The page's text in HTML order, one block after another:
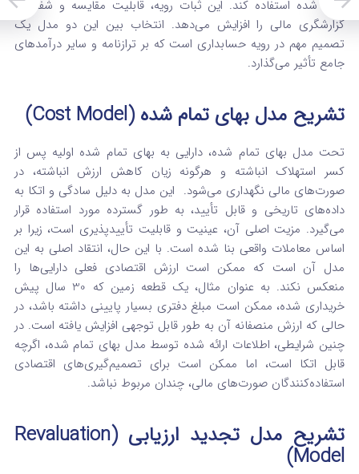
تمام شده استفاده کند. این ثبات رویه، قابلیت مقایسه و شفافیت
گزارشگری مالی را افزایش می‌دهد. انتخاب بین این دو مدل یک
تصمیم مهم در رویه حسابداری است که بر ترازنامه و سایر درآمدهای
جامع تأثیر می‌گذارد.
تشریح مدل بهای تمام شده (Cost Model)
تحت مدل بهای تمام شده، دارایی به بهای تمام شده اولیه پس از
کسر استهلاک انباشته و هرگونه زیان کاهش ارزش انباشته، در
صورت‌های مالی نگهداری می‌شود. این مدل به دلیل سادگی و اتکا به
داده‌های تاریخی و قابل تأیید، به طور گسترده مورد استفاده قرار
می‌گیرد. مزیت اصلی آن، عینیت و قابلیت تأییدپذیری است، زیرا بر
اساس معاملات واقعی بنا شده است. با این حال، انتقاد اصلی به این
مدل آن است که ممکن است ارزش اقتصادی فعلی دارایی‌ها را
منعکس نکند. به عنوان مثال، یک قطعه زمین که 30 سال پیش
خریداری شده، ممکن است مبلغ دفتری بسیار پایینی داشته باشد، در
حالی که ارزش منصفانه آن به طور قابل توجهی افزایش یافته است. در
چنین شرایطی، اطلاعات ارائه شده توسط مدل بهای تمام شده، اگرچه
قابل اتکا است، اما ممکن است برای تصمیم‌گیری‌های اقتصادی
استفاده‌کنندگان صورت‌های مالی، چندان مربوط نباشد.
تشریح مدل تجدید ارزیابی (Revaluation
Model)